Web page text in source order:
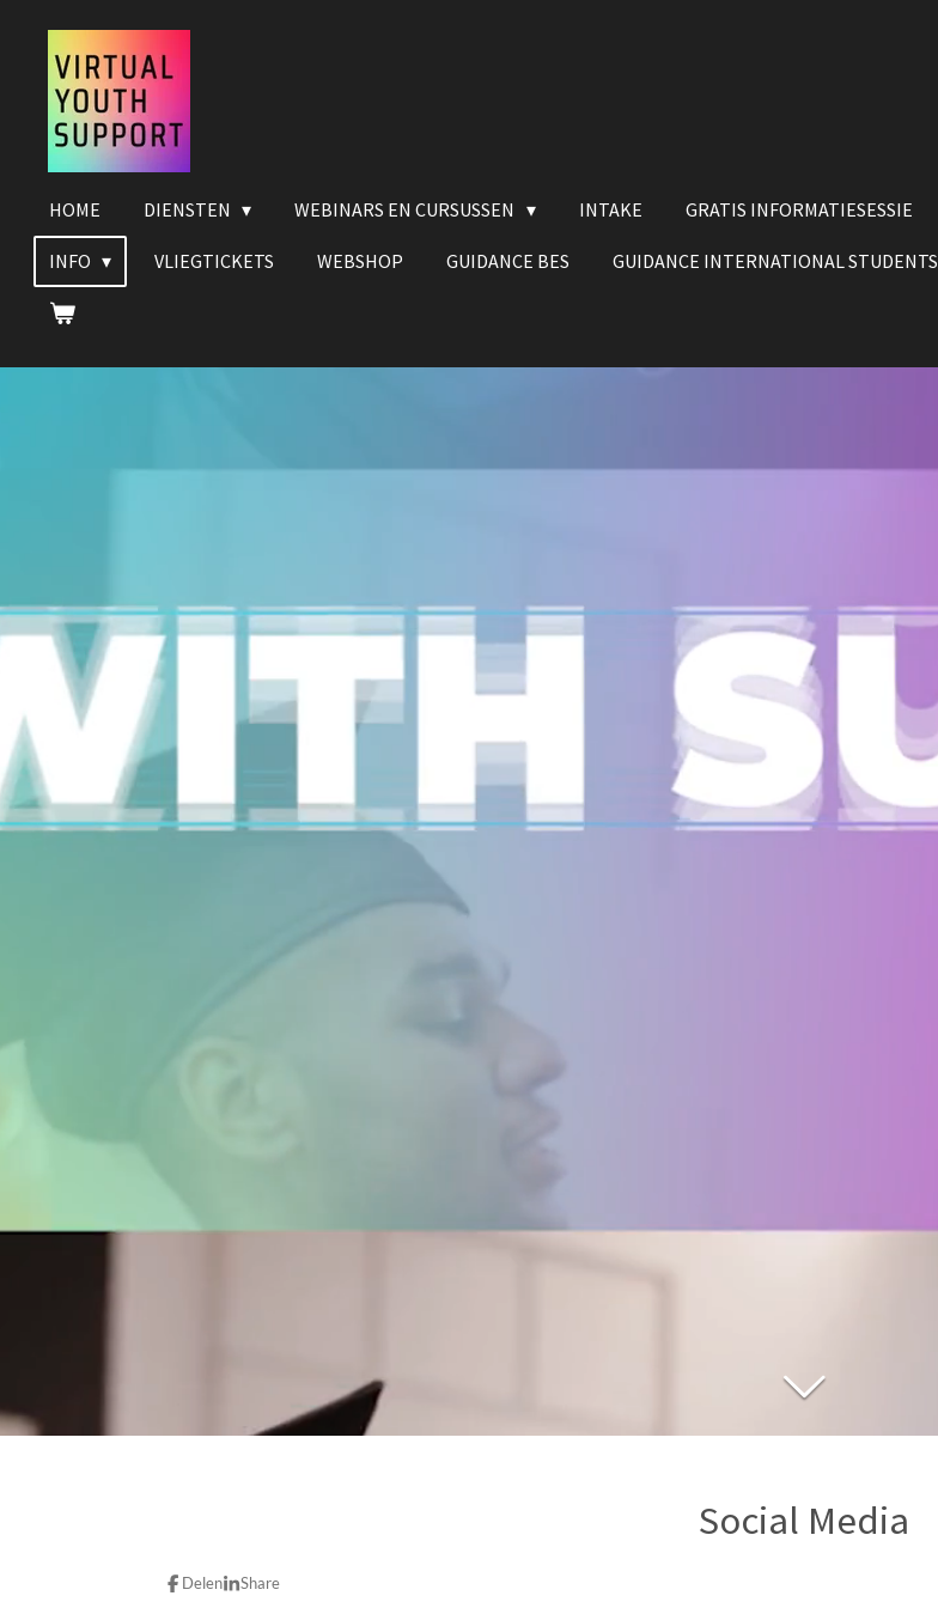
direct
hoofdinhoud
HOME DIENSTEN WEBINARS EN CURSUSSEN INTAKE GRATIS INFORMATIESESSIE
INFO VLIEGTICKETS WEBSHOP GUIDANCE BES GUIDANCE INTERNATIONAL STUDENTS
Social Media
Delen Share